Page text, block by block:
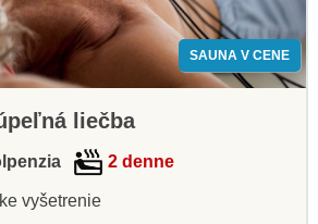
SAUNA V CENE
liečba
2 denne
vyšetrenie